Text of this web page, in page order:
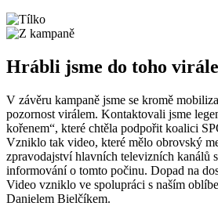
Hrábli jsme do toho
V závěru kampaně jsme se kromě
pozornost virálem. Kontaktovali jsme
kořenem“, které chtěla podpořit koalici
Vzniklo tak video, které mělo obrovský
zpravodajství hlavních televizních kanálů
informování o tomto počinu. Dopad na
Video vzniklo ve spolupráci s naším
Danielem Bielčíkem.